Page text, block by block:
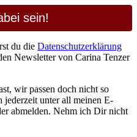
sein!
du die Datenschutzerklärung
Newsletter von Carina Tenzer
wir passen doch nicht so
unter all meinen E-
abmelden. Nehm ich Dir nicht